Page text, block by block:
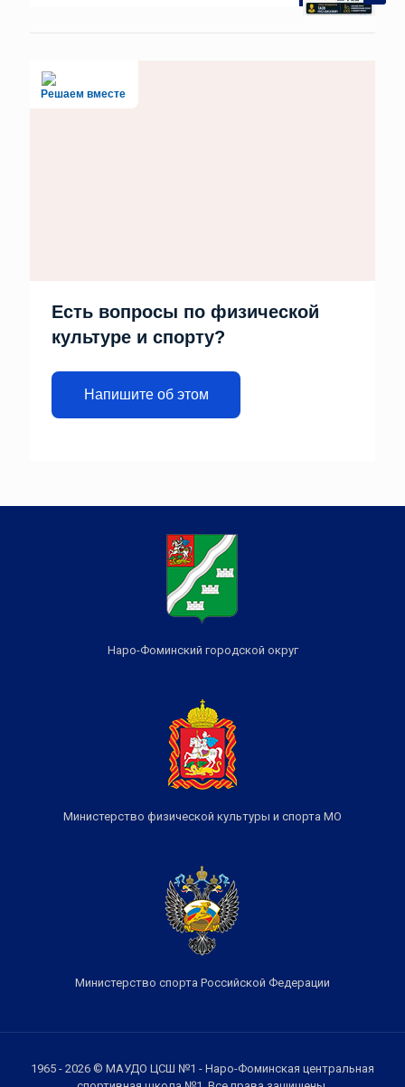
Решаем вместе
Есть вопросы по физической
культуре и спорту?
Напишите об этом
Наро-Фоминский городской округ
Министерство физической культуры и спорта МО
Министерство спорта Российской Федерации
1965 - 2026 © МАУДО ЦСШ №1 - Наро-Фоминская центральная